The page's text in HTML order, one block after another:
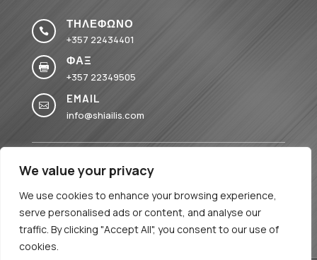
We value your privacy
We use cookies to enhance your browsing experience,
serve personalised ads or content, and analyse our
traffic. By clicking "Accept All", you consent to our use of
cookies.

ΤΗΛΕΦΩΝΟ
+357 22434401

ΦΑΞ
+357 22349505

EMAIL
info@shiailis.com
TERMS & PRIVACY